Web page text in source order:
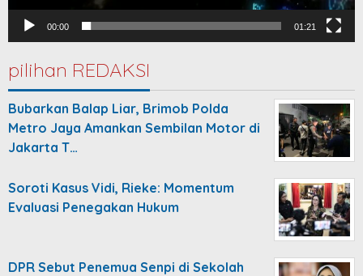
00:00 01:21
pilihan REDAKSI
Bubarkan Balap Liar, Brimob Polda
Metro Jaya Amankan Sembilan Motor di
Jakarta T…
Soroti Kasus Vidi, Rieke: Momentum
Evaluasi Penegakan Hukum
DPR Sebut Penemua Senpi di Sekolah